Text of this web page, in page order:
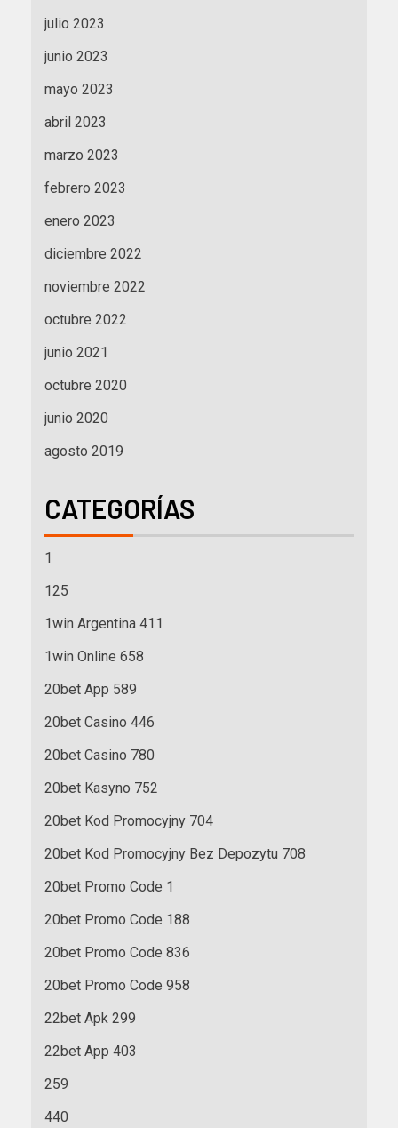
julio 2023
junio 2023
mayo 2023
abril 2023
marzo 2023
febrero 2023
enero 2023
diciembre 2022
noviembre 2022
octubre 2022
junio 2021
octubre 2020
junio 2020
agosto 2019
CATEGORÍAS
1
125
1win Argentina 411
1win Online 658
20bet App 589
20bet Casino 446
20bet Casino 780
20bet Kasyno 752
20bet Kod Promocyjny 704
20bet Kod Promocyjny Bez Depozytu 708
20bet Promo Code 1
20bet Promo Code 188
20bet Promo Code 836
20bet Promo Code 958
22bet Apk 299
22bet App 403
259
440